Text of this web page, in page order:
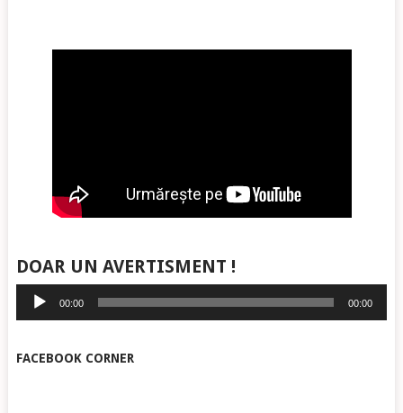
DOAR UN AVERTISMENT !
Player
audio
00:00 00:00
FACEBOOK CORNER